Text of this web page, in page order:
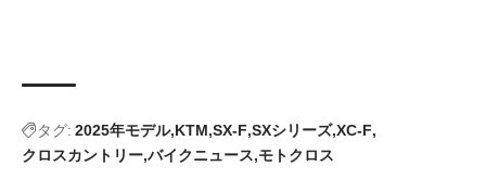
タグ: 2025年モデル KTM SX-F SXシリーズ XC-F
クロスカントリー バイクニュース モトクロス